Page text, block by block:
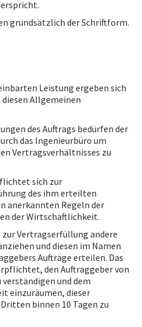
grundsätzlich der Schriftform.
Leistung ergeben sich
Allgemeinen
des Auftrags bedürfen der
das Ingenieurbüro um
Vertragsverhältnisses zu
sich zur
des ihm erteilten
anerkannten Regeln der
der Wirtschaftlichkeit.
Vertragserfüllung andere
und diesen im Namen
Aufträge erteilen. Das
den Auftraggeber von
und dem
einzuräumen, dieser
binnen 10 Tagen zu